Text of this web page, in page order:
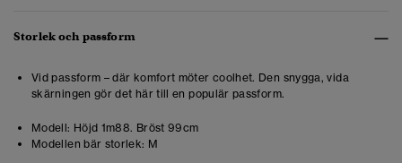
Storlek och passform
Vid passform – där komfort möter coolhet. Den snygga, vida
skärningen gör det här till en populär passform.
Modell: Höjd 1m88. Bröst 99cm
Modellen bär storlek: M